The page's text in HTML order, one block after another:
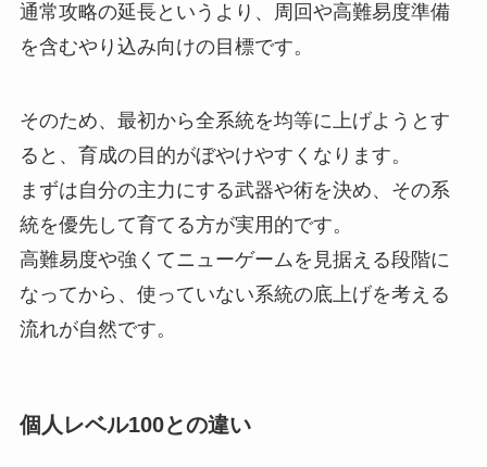
通常攻略の延長というより、周回や高難易度準備
を含むやり込み向けの目標です。
そのため、最初から全系統を均等に上げようとす
ると、育成の目的がぼやけやすくなります。
まずは自分の主力にする武器や術を決め、その系
統を優先して育てる方が実用的です。
高難易度や強くてニューゲームを見据える段階に
なってから、使っていない系統の底上げを考える
流れが自然です。
個人レベル100との違い